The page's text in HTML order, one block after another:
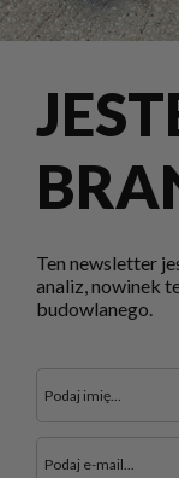
Ten newsletter
analiz, nowinek
budowlanego.